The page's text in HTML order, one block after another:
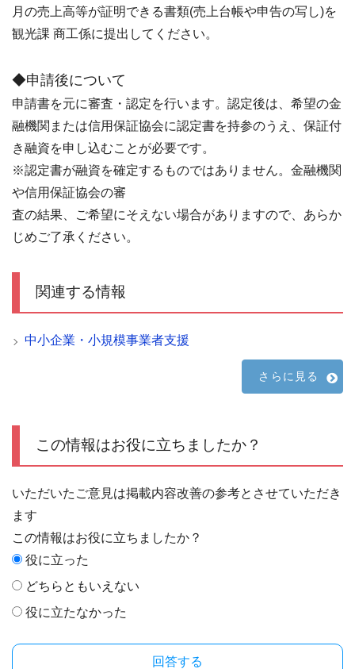
月の売上高等が証明できる書類(売上台帳や申告の写し)を
観光課 商工係に提出してください。
◆申請後について
申請書を元に審査・認定を行います。認定後は、希望の金
融機関または信用保証協会に認定書を持参のうえ、保証付
き融資を申し込むことが必要です。
※認定書が融資を確定するものではありません。金融機関
や信用保証協会の審
査の結果、ご希望にそえない場合がありますので、あらか
じめご了承ください。
関連する情報
中小企業・小規模事業者支援
さらに見る
この情報はお役に立ちましたか？
いただいたご意見は掲載内容改善の参考とさせていただき
ます
この情報はお役に立ちましたか？
役に立った
どちらともいえない
役に立たなかった